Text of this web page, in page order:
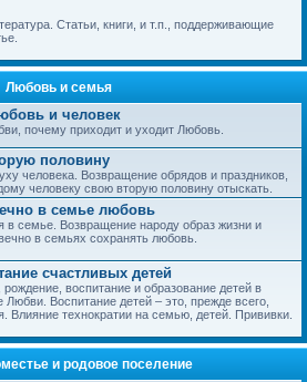
Статьи, книги, и т.п., поддерживающие
Любовь и семья
и человек
почему приходит и уходит Любовь.
половину
человека. Возвращение обрядов и праздников,
человеку свою вторую половину отыскать.
в семье любовь
семье. Возвращение народу образ жизни и
в семьях сохранять любовь.
счастливых детей
воспитание и образование детей в
Любви. Воспитание детей – это, прежде всего,
Влияние технократии на семью, детей. Прививки.
и родовое поселение